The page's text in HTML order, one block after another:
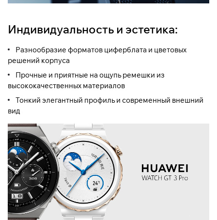
Индивидуальность и эстетика:
Разнообразие форматов циферблата и цветовых
решений корпуса
Прочные и приятные на ощупь ремешки из
высококачественных материалов
Тонкий элегантный профиль и современный внешний
вид